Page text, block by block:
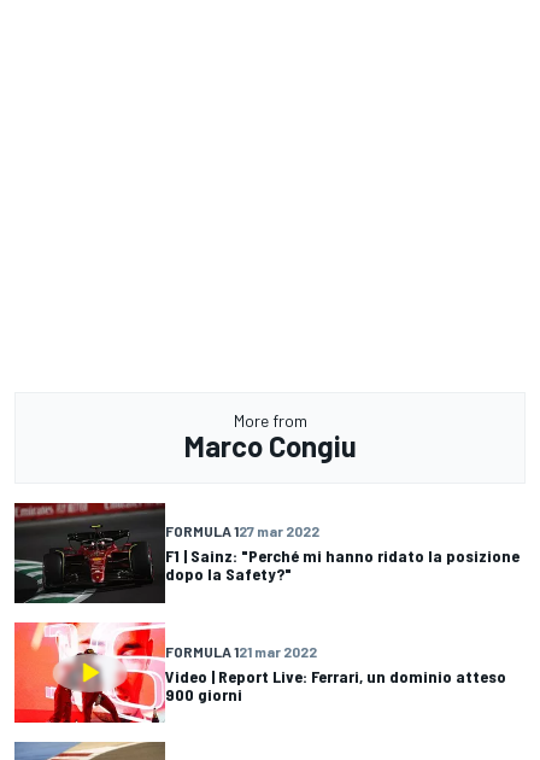
More from
Marco Congiu
FORMULA 127 mar 2022
F1 | Sainz: "Perché mi hanno ridato la posizione
dopo la Safety?"
FORMULA 121 mar 2022
Video | Report Live: Ferrari, un dominio atteso
900 giorni